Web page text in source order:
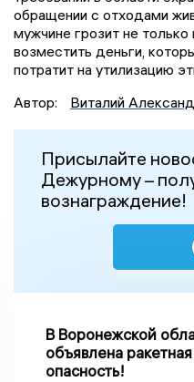
обращении с отходами
мужчине грозит не
возместить деньги,
потратит на утилизацию
Автор:
Виталий
Присылайте
Дежурному –
вознаграждение!
В Воронежской
объявлена ракетная
опасность!